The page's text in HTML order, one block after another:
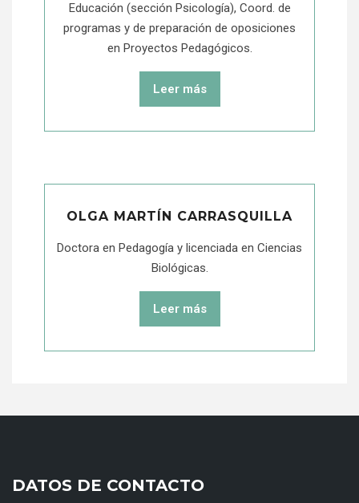
Educación (sección Psicología), Coord. de
programas y de preparación de oposiciones
en Proyectos Pedagógicos.
Leer más
OLGA MARTÍN CARRASQUILLA
Doctora en Pedagogía y licenciada en Ciencias
Biológicas.
Leer más
DATOS DE CONTACTO